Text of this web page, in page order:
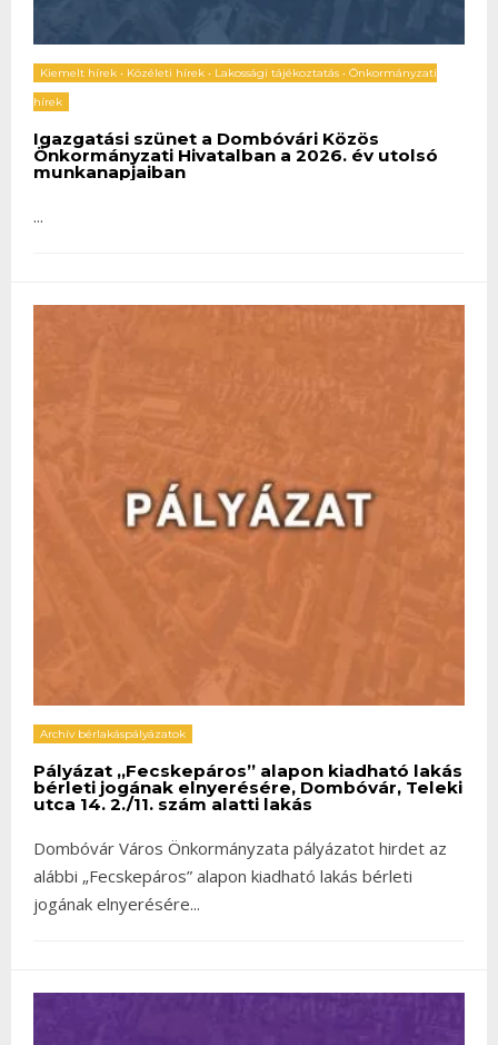
Kiemelt hírek • Közéleti hírek • Lakossági tájékoztatás • Önkormányzati
hírek
Igazgatási szünet a Dombóvári Közös
Önkormányzati Hivatalban a 2026. év utolsó
munkanapjaiban
...
Archív bérlakáspályázatok
Pályázat „Fecskepáros” alapon kiadható lakás
bérleti jogának elnyerésére, Dombóvár, Teleki
utca 14. 2./11. szám alatti lakás
Dombóvár Város Önkormányzata pályázatot hirdet az
alábbi „Fecskepáros” alapon kiadható lakás bérleti
jogának elnyerésére...